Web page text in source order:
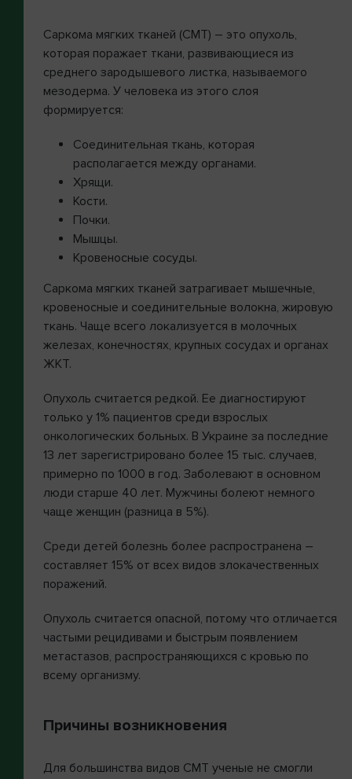
Саркома мягких тканей (СМТ) – это опухоль,
которая поражает ткани, развивающиеся из
среднего зародышевого листка, называемого
мезодерма. У человека из этого слоя
формируется:
Соединительная ткань, которая
располагается между органами.
Хрящи.
Кости.
Почки.
Мышцы.
Кровеносные сосуды.
Саркома мягких тканей затрагивает мышечные,
кровеносные и соединительные волокна, жировую
ткань. Чаще всего локализуется в молочных
железах, конечностях, крупных сосудах и органах
ЖКТ.
Опухоль считается редкой. Ее диагностируют
только у 1% пациентов среди взрослых
онкологических больных. В Украине за последние
13 лет зарегистрировано более 15 тыс. случаев,
примерно по 1000 в год. Заболевают в основном
люди старше 40 лет. Мужчины болеют немного
чаще женщин (разница в 5%).
Среди детей болезнь более распространена –
составляет 15% от всех видов злокачественных
поражений.
Опухоль считается опасной, потому что отличается
частыми рецидивами и быстрым появлением
метастазов, распространяющихся с кровью по
всему организму.
Причины возникновения
Для большинства видов СМТ ученые не смогли